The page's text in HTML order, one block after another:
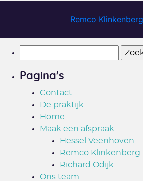
Remco Klinkenberg
naar:
Pagina's
Contact
De praktijk
Home
Maak een afspraak
Hessel Veenhoven
Remco Klinkenberg
Richard Odijk
Ons team